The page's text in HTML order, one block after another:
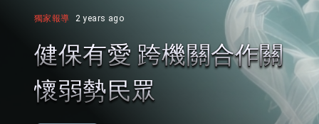
獨家報導 2 years ago
健保有愛 跨機關合作關
懷弱勢民眾